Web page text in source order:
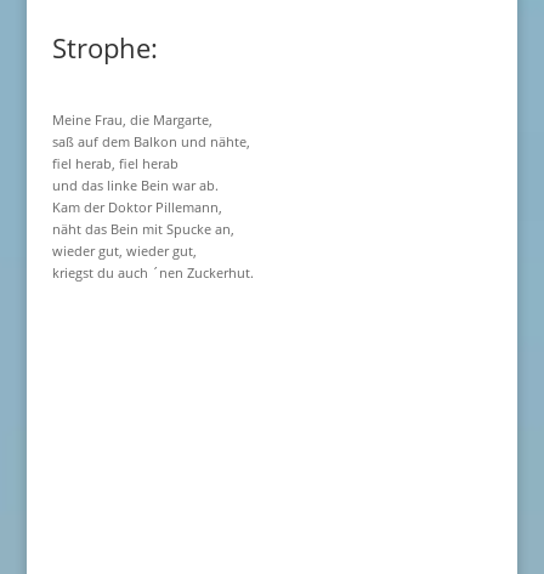
Strophe:
Meine Frau, die Margarte,
saß auf dem Balkon und nähte,
fiel herab, fiel herab
und das linke Bein war ab.
Kam der Doktor Pillemann,
näht das Bein mit Spucke an,
wieder gut, wieder gut,
kriegst du auch ´nen Zuckerhut.